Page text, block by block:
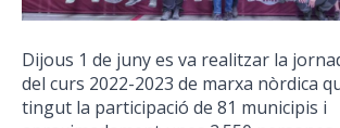
Dijous 1 de juny es va realitzar la
del curs 2022-2023 de marxa nòrdica
tingut la participació de 81 municipis i